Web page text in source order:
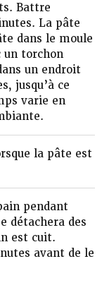
Battre
La pâte
dans le moule
un torchon
un endroit
jusqu’à ce
varie en
la pâte est
pendant
détachera des
est cuit.
avant de le